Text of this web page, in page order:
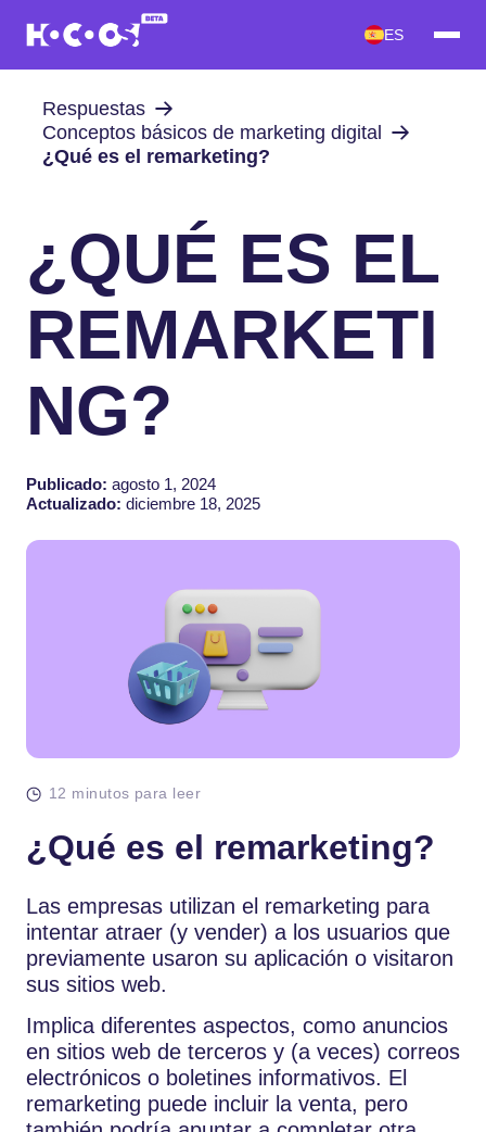
ES
Respuestas
Conceptos básicos de marketing digital
¿Qué es el remarketing?
¿QUÉ ES EL
REMARKETI
NG?
Publicado: agosto 1, 2024
Actualizado: diciembre 18, 2025
12 minutos para leer
¿Qué es el remarketing?
Las empresas utilizan el remarketing para
intentar atraer (y vender) a los usuarios que
previamente usaron su aplicación o visitaron
sus sitios web.
Implica diferentes aspectos, como anuncios
en sitios web de terceros y (a veces) correos
electrónicos o boletines informativos. El
remarketing puede incluir la venta, pero